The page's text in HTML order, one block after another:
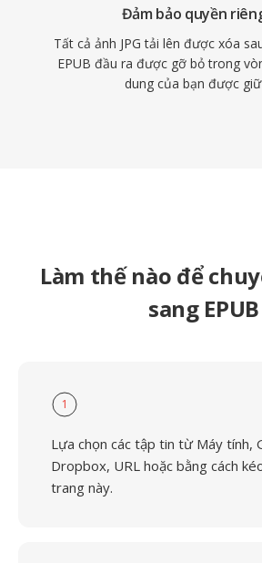
Đảm bảo quyền
Tất cả ảnh JPG tải lên được xóa
EPUB đầu ra được gỡ bỏ trong
dung của bạn được giữ
Làm thế nào để
sang EPUB
1
Lựa chọn các tập tin từ Máy tính,
Dropbox, URL hoặc bằng cách
trang này.